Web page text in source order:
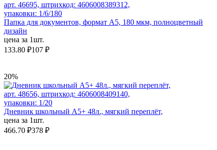
арт. 46695, штрихкод: 4606008389312,
упаковки: 1/6/180
Папка для документов, формат А5, 180 мкм, полноцветный
дизайн
цена за 1шт.
133.80 ₽107 ₽
20%
арт. 48656, штрихкод: 4606008409140,
упаковки: 1/20
Дневник школьный А5+ 48л., мягкий переплёт,
цена за 1шт.
466.70 ₽378 ₽